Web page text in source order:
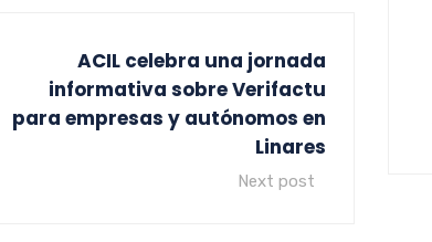
ACIL celebra una jornada
informativa sobre Verifactu
para empresas y autónomos en
Linares
Next post